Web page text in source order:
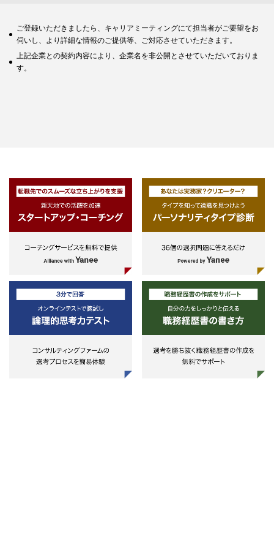
ご登録いただきましたら、キャリアミーティングにて担当者がご要望をお
伺いし、より詳細な情報のご提供等、ご対応させていただきます。
上記企業との契約内容により、企業名を非公開とさせていただいておりま
す。